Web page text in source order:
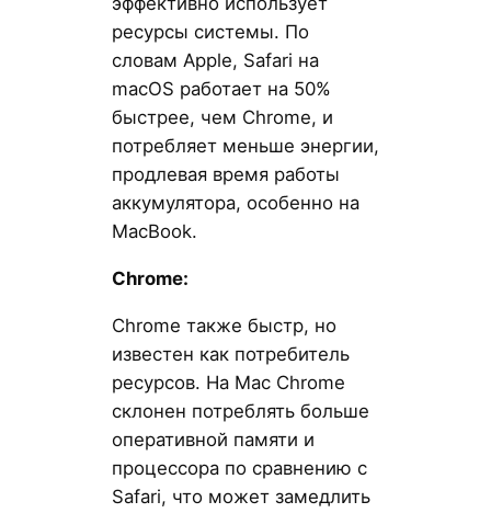
ресурсы системы. По
словам Apple, Safari на
macOS работает на 50%
быстрее, чем Chrome, и
потребляет меньше энергии,
продлевая время работы
аккумулятора, особенно на
MacBook.
Chrome:
Chrome также быстр, но
известен как потребитель
ресурсов. На Mac Chrome
склонен потреблять больше
оперативной памяти и
процессора по сравнению с
Safari, что может замедлить